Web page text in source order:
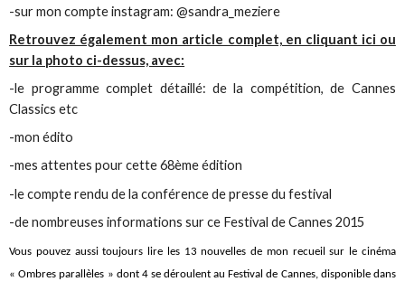
-sur mon compte instagram: @sandra_meziere
Retrouvez également mon article complet, en cliquant ici ou
sur la photo ci-dessus, avec:
-le programme complet détaillé: de la compétition, de Cannes
Classics etc
-mon édito
-mes attentes pour cette 68ème édition
-le compte rendu de la conférence de presse du festival
-de nombreuses informations sur ce Festival de Cannes 2015
Vous pouvez aussi toujours lire les 13 nouvelles de mon recueil sur le cinéma
« Ombres parallèles » dont 4 se déroulent au Festival de Cannes, disponible dans